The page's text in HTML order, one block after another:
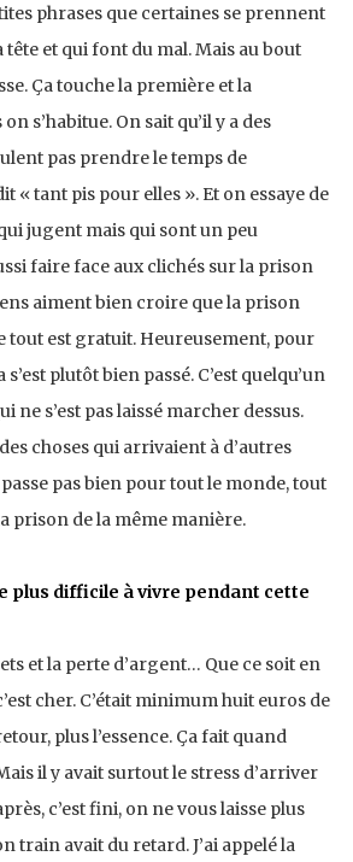
phrases que certaines se prennent
tête et qui font du mal. Mais au bout
Ça touche la première et la
s’habitue. On sait qu’il y a des
pas prendre le temps de
« tant pis pour elles ». Et on essaye de
jugent mais qui sont un peu
faire face aux clichés sur la prison
aiment bien croire que la prison
tout est gratuit. Heureusement, pour
plutôt bien passé. C’est quelqu’un
ne s’est pas laissé marcher dessus.
choses qui arrivaient à d’autres
pas bien pour tout le monde, tout
prison de la même manière.
plus difficile à vivre pendant cette
et la perte d’argent… Que ce soit en
cher. C’était minimum huit euros de
plus l’essence. Ça fait quand
il y avait surtout le stress d’arriver
c’est fini, on ne vous laisse plus
train avait du retard. J’ai appelé la